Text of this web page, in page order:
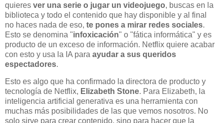
quieres ver una serie o jugar un videojuego, buscas en la
biblioteca y todo el contenido que hay disponible y al final
no haces nada de eso, te pones a mirar redes sociales.
Esto se denomina "infoxicación" o "fática informática" y es
producto de un exceso de información. Netflix quiere acabar
con esto y usa la IA para ayudar a sus queridos
espectadores.
Esto es algo que ha confirmado la directora de producto y
tecnología de Netflix, Elizabeth Stone. Para Elizabeth, la
inteligencia artificial generativa es una herramienta con
muchas más posibilidades de las que vemos nosotros. No
solo sirve para crear contenido, sino para hacer que la